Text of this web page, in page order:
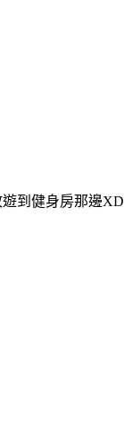
到健身房那邊